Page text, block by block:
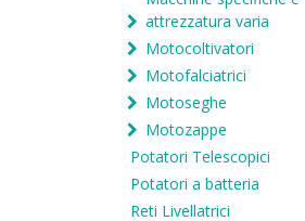
attrezzatura varia
Motocoltivatori
Motofalciatrici
Motoseghe
Motozappe
Potatori Telescopici
Potatori a batteria
Reti Livellatrici